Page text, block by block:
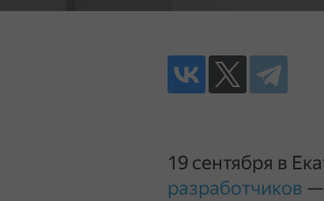
19 сентября в
разработчиков —